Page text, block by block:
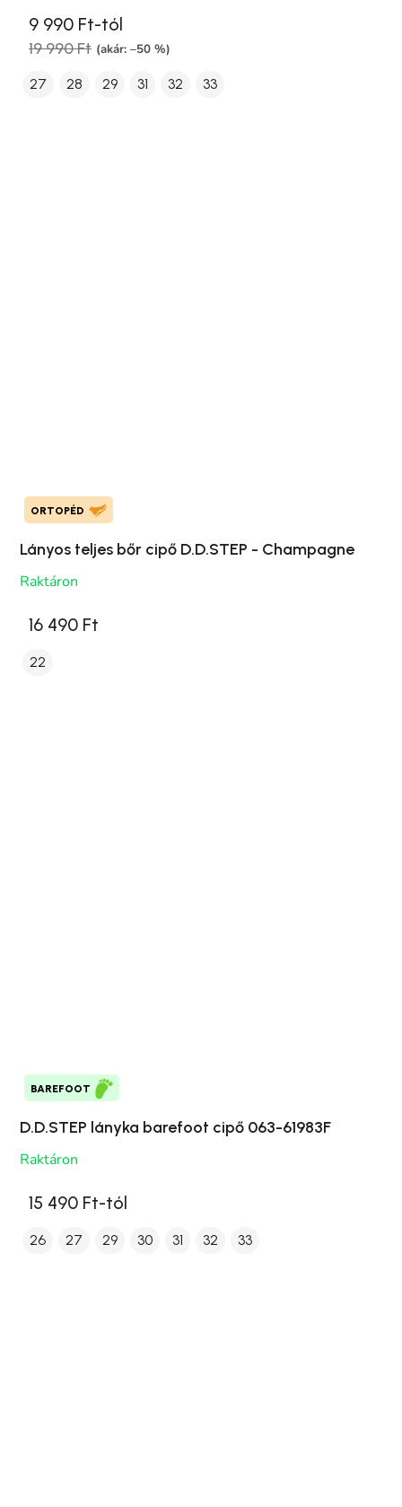
9 990 Ft-tól
19 990 Ft (akár: –50 %)
27 28 29 31 32 33
ORTOPÉD
Lányos teljes bőr cipő D.D.STEP - Champagne
Raktáron
16 490 Ft
22
BAREFOOT
D.D.STEP lányka barefoot cipő 063-61983F
Raktáron
15 490 Ft-tól
26 27 29 30 31 32 33